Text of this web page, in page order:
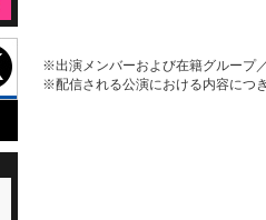
※出演メンバーおよび在籍グループ
※配信される公演における内容につ